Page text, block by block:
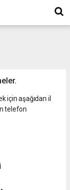
için aşağıdan il
telefon